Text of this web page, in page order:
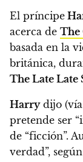
El príncipe
acerca de The
basada en la
británica,
The Late Late
Harrydijo (vía
pretende ser
de “ficción”.
verdad”,